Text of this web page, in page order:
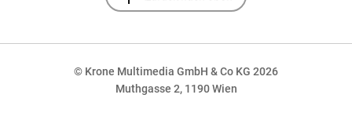
© Krone Multimedia GmbH & Co KG 2026
Muthgasse 2, 1190 Wien